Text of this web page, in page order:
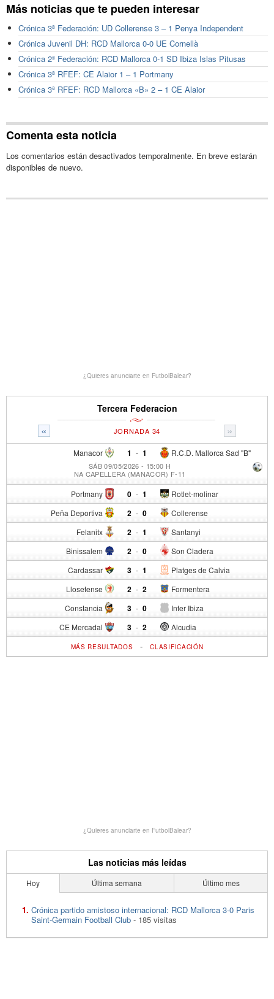
Más noticias que te pueden interesar
Crónica 3ª Federación: UD Collerense 3 – 1 Penya Independent
Crónica Juvenil DH: RCD Mallorca 0-0 UE Cornellà
Crónica 2ª Federación: RCD Mallorca 0-1 SD Ibiza Islas Pitusas
Crónica 3ª RFEF: CE Alaior 1 – 1 Portmany
Crónica 3ª RFEF: RCD Mallorca «B» 2 – 1 CE Alaior
Comenta esta noticia
Los comentarios están desactivados temporalmente. En breve estarán
disponibles de nuevo.
¿Quieres anunciarte en FutbolBalear?
Tercera Federacion
« »
JORNADA 34
Manacor 1 - R.C.D. Mallorca Sad "B"
1
SÁB 09/05/2026 - 15:00 H
NA CAPELLERA (MANACOR) F-11
Portmany 0 - Rotlet-molinar
1
Peña Deportiva 2 - Collerense
0
Felanitx 2 - Santanyi
1
Binissalem 2 - Son Cladera
0
Cardassar 3 - Platges de Calvia
1
Llosetense 2 - Formentera
2
Constancia 3 - Inter Ibiza
0
CE Mercadal 3 - Alcudia
2
MÁS RESULTADOS -CLASIFICACIÓN
¿Quieres anunciarte en FutbolBalear?
Las noticias más leídas
Hoy Última semana Último mes
Crónica partido amistoso internacional: RCD Mallorca 3-0 Paris
Saint-Germain Football Club - 185 visitas